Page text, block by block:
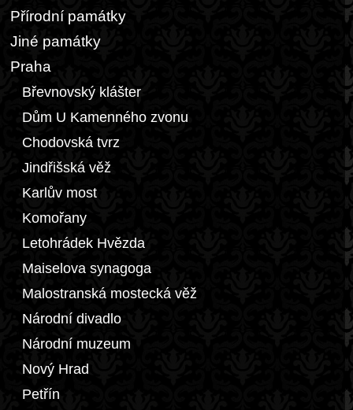
Přírodní památky
Jiné památky
Praha
Břevnovský klášter
Dům U Kamenného zvonu
Chodovská tvrz
Jindřišská věž
Karlův most
Komořany
Letohrádek Hvězda
Maiselova synagoga
Malostranská mostecká věž
Národní divadlo
Národní muzeum
Nový Hrad
Petřín